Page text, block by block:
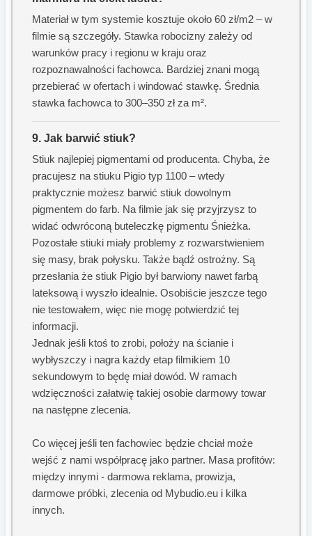
Materiał w tym systemie kosztuje około 60 zł/m2 – w
filmie są szczegóły. Stawka robocizny zależy od
warunków pracy i regionu w kraju oraz
rozpoznawalności fachowca. Bardziej znani mogą
przebierać w ofertach i windować stawkę. Średnia
stawka fachowca to 300–350 zł za m².
9. Jak barwić stiuk?
Stiuk najlepiej pigmentami od producenta. Chyba, że
pracujesz na stiuku Pigio typ 1100 – wtedy
praktycznie możesz barwić stiuk dowolnym
pigmentem do farb. Na filmie jak się przyjrzysz to
widać odwróconą buteleczkę pigmentu Śnieżka.
Pozostałe stiuki miały problemy z rozwarstwieniem
się masy, brak połysku. Także bądź ostrożny. Są
przesłania że stiuk Pigio był barwiony nawet farbą
lateksową i wyszło idealnie. Osobiście jeszcze tego
nie testowałem, więc nie mogę potwierdzić tej
informacji.
Jednak jeśli ktoś to zrobi, położy na ścianie i
wybłyszczy i nagra każdy etap filmikiem 10
sekundowym to będę miał dowód. W ramach
wdzięczności załatwię takiej osobie darmowy towar
na następne zlecenia.
Co więcej jeśli ten fachowiec będzie chciał może
wejść z nami współpracę jako partner. Masa profitów:
między innymi - darmowa reklama, prowizja,
darmowe próbki, zlecenia od Mybudio.eu i kilka
innych.